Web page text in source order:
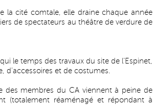
la cité comtale, elle draine chaque année
de spectateurs au théâtre de verdure de
le temps des travaux du site de l’Espinet,
d’accessoires et de costumes.
des membres du CA viennent à peine de
(totalement réaménagé et répondant à